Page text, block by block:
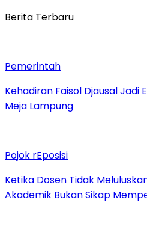
Berita Terbaru
Pemerintah
Kehadiran Faisol Djausal Jadi
Meja Lampung
Pojok rEposisi
Ketika Dosen Tidak
Akademik Bukan Sikap